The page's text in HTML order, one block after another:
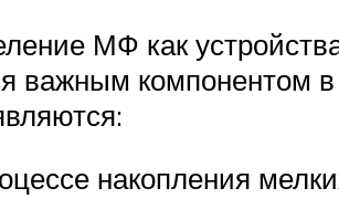
МФ как
важным компонентом
накопления